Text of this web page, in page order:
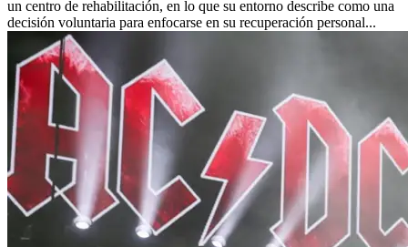
un centro de rehabilitación, en lo que su entorno describe como una
decisión voluntaria para enfocarse en su recuperación personal...